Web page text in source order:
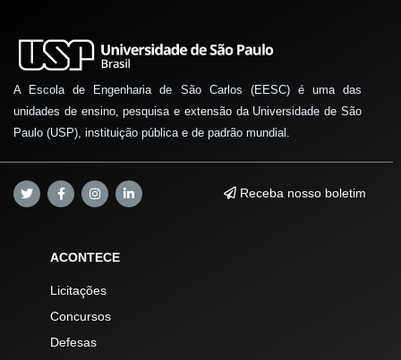
A Escola de Engenharia de São Carlos (EESC) é uma das
unidades de ensino, pesquisa e extensão da Universidade de São
Paulo (USP), instituição pública e de padrão mundial.
Receba nosso boletim
ACONTECE
Licitações
Concursos
Defesas